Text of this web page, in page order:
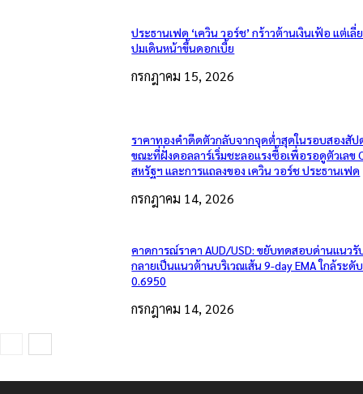
ประธานเฟด ‘เควิน วอร์ช’ กร้าวต้านเงินเฟ้อ แต่เลี่
ปมเดินหน้าขึ้นดอกเบี้ย
กรกฎาคม 15, 2026
ราคาทองคำดีดตัวกลับจากจุดต่ำสุดในรอบสองสัป
ขณะที่ฝั่งดอลลาร์เริ่มชะลอแรงซื้อเพื่อรอดูตัวเลข
สหรัฐฯ และการแถลงของ เควิน วอร์ช ประธานเฟด
กรกฎาคม 14, 2026
คาดการณ์ราคา AUD/USD: ขยับทดสอบด่านแนวรั
กลายเป็นแนวต้านบริเวณเส้น 9-day EMA ใกล้ระดับ
0.6950
กรกฎาคม 14, 2026